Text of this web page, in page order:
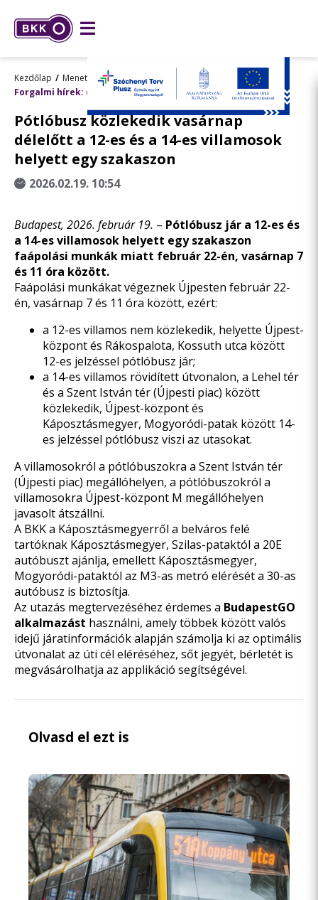
Kezdőlap
Menetrend, utazástervezés
Forgalmi hírek: előre tervezett változások
Pótlóbusz közlekedik vasárnap
délelőtt a 12-es és a 14-es villamosok
helyett egy szakaszon
2026.02.19. 10:54
Budapest, 2026. február 19. – Pótlóbusz jár a 12-es és
a 14-es villamosok helyett egy szakaszon
faápolási munkák miatt február 22-én, vasárnap 7
és 11 óra között.
Faápolási munkákat végeznek Újpesten február 22-
én, vasárnap 7 és 11 óra között, ezért:
a 12-es villamos nem közlekedik, helyette Újpest-
központ és Rákospalota, Kossuth utca között
12-es jelzéssel pótlóbusz jár;
a 14-es villamos rövidített útvonalon, a Lehel tér
és a Szent István tér (Újpesti piac) között
közlekedik, Újpest-központ és
Káposztásmegyer, Mogyoródi-patak között 14-
es jelzéssel pótlóbusz viszi az utasokat.
A villamosokról a pótlóbuszokra a Szent István tér
(Újpesti piac) megállóhelyen, a pótlóbuszokról a
villamosokra Újpest-központ M megállóhelyen
javasolt átszállni.
A BKK a Káposztásmegyerről a belváros felé
tartóknak Káposztásmegyer, Szilas-pataktól a 20E
autóbuszt ajánlja, emellett Káposztásmegyer,
Mogyoródi-pataktól az M3-as metró elérését a 30-as
autóbusz is biztosítja.
Az utazás megtervezéséhez érdemes a BudapestGO
alkalmazást használni, amely többek között valós
idejű járatinformációk alapján számolja ki az optimális
útvonalat az úti cél eléréséhez, sőt jegyét, bérletét is
megvásárolhatja az applikáció segítségével.
Olvasd el ezt is